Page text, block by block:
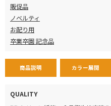
販促品
ノベルティ
お配り用
卒業卒園 記念品
商品説明 カラー展開
QUALITY